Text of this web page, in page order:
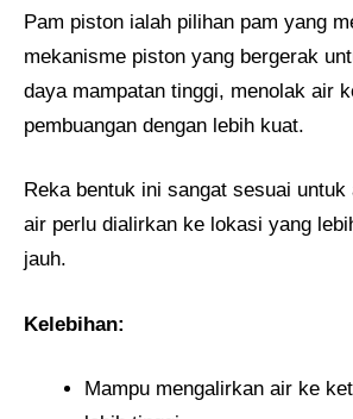
Pam piston ialah pilihan pam yang
mekanisme piston yang bergerak
daya mampatan tinggi, menolak air
pembuangan dengan lebih kuat.
Reka bentuk ini sangat sesuai
air perlu dialirkan ke lokasi yang
jauh.
Kelebihan:
Mampu mengalirkan air ke